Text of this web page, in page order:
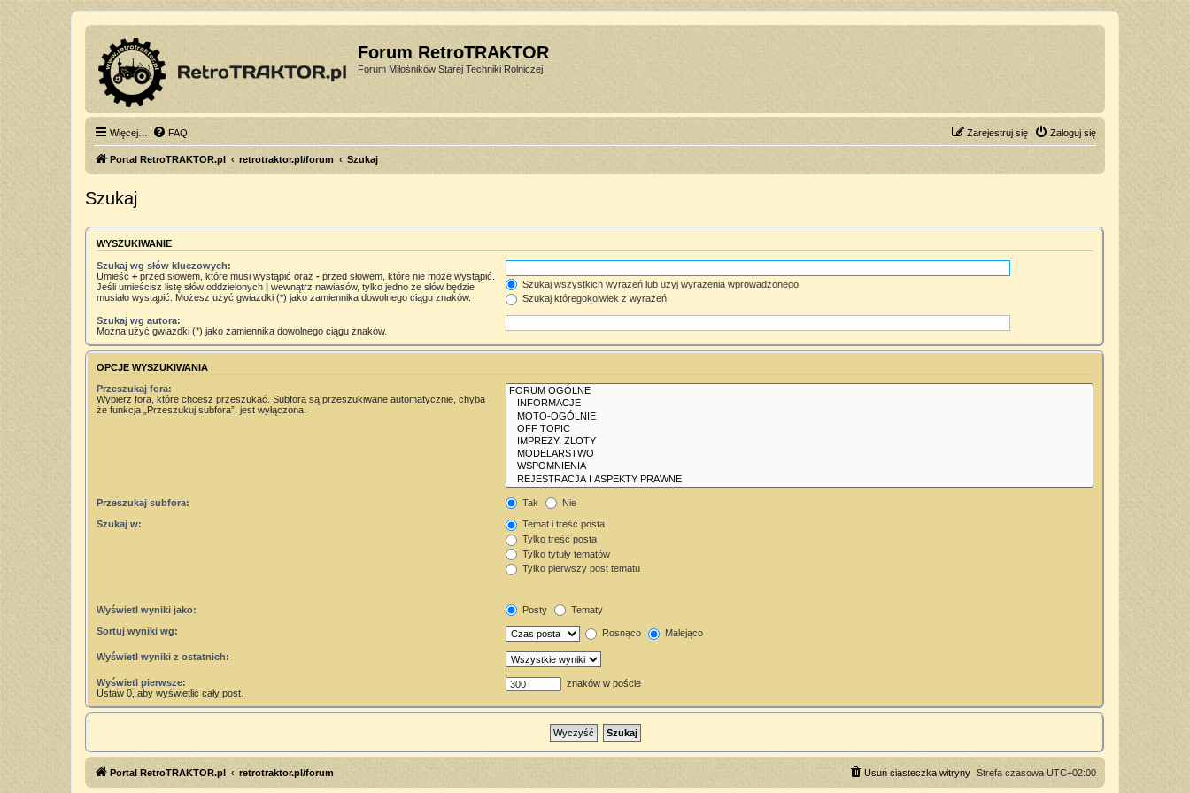
Forum RetroTRAKTOR
Forum Miłośników Starej Techniki Rolniczej
Więcej… FAQ Zaloguj się
Zarejestruj się
Portal RetroTRAKTOR.pl retrotraktor.pl/forum Szukaj
Szukaj
WYSZUKIWANIE
Szukaj wg słów kluczowych:
Umieść + przed słowem, które musi wystąpić oraz - przed słowem, które nie może wystąpić.
Jeśli umieścisz listę słów oddzielonych | wewnątrz nawiasów, tylko jedno ze słów będzie
musiało wystąpić. Możesz użyć gwiazdki (*) jako zamiennika dowolnego ciągu znaków.
Szukaj wszystkich wyrażeń lub użyj wyrażenia wprowadzonego
Szukaj któregokolwiek z wyrażeń
Szukaj wg autora:
Można użyć gwiazdki (*) jako zamiennika dowolnego ciągu znaków.
OPCJE WYSZUKIWANIA
Przeszukaj fora:
Wybierz fora, które chcesz przeszukać. Subfora są przeszukiwane automatycznie, chyba
że funkcja „Przeszukuj subfora”, jest wyłączona.
Przeszukaj subfora: Tak Nie
Szukaj w:
Temat i treść posta
Tylko treść posta
Tylko tytuły tematów
Tylko pierwszy post tematu
Wyświetl wyniki jako: Posty Tematy
Sortuj wyniki wg: Rosnąco Malejąco
Wyświetl wyniki z ostatnich:
Wyświetl pierwsze:
Ustaw 0, aby wyświetlić cały post.
znaków w poście
Portal RetroTRAKTOR.pl retrotraktor.pl/forum Strefa czasowa UTC+02:00
Usuń ciasteczka witryny